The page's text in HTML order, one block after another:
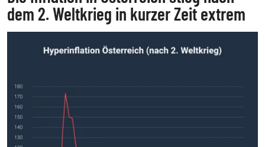
dem 2. Weltkrieg in kurzer Zeit extrem